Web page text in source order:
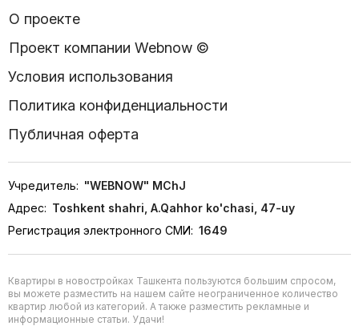
О проекте
Проект компании Webnow ©
Условия использования
Политика конфиденциальности
Публичная оферта
Учредитель: "WEBNOW" MChJ
Адрес: Toshkent shahri, A.Qahhor ko'chasi, 47-uy
Регистрация электронного СМИ: 1649
Квартиры в новостройках Ташкента пользуются большим спросом,
вы можете разместить на нашем сайте неограниченное количество
квартир любой из категорий. А также разместить рекламные и
информационные статьи. Удачи!